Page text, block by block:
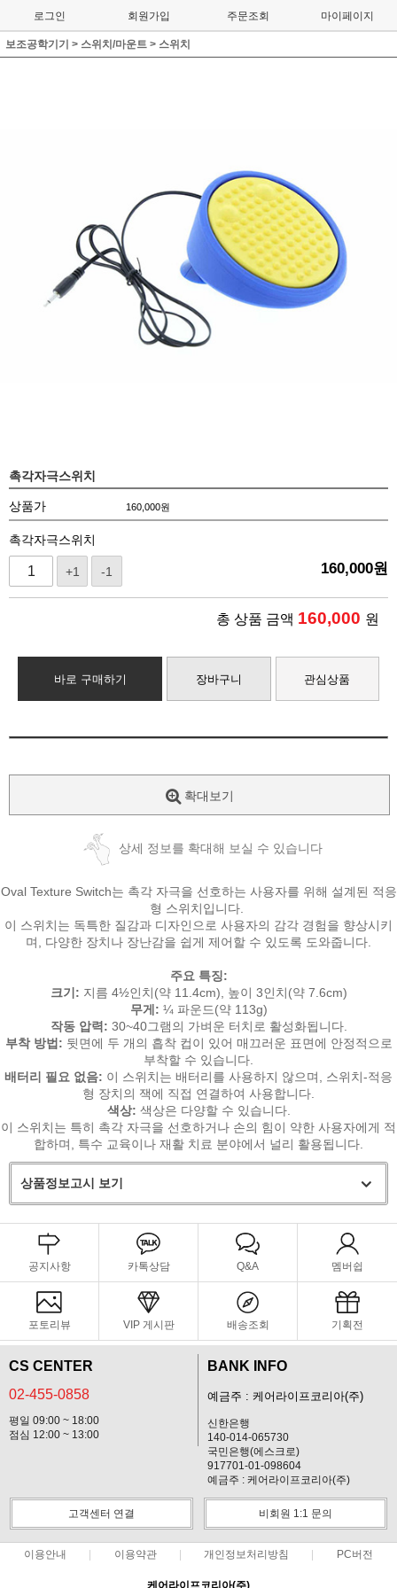
로그인 회원가입 주문조회 마이페이지
보조공학기기 > 스위치/마운트 > 스위치
촉각자극스위치
상품가 160,000원
촉각자극스위치
+1 -1 160,000원
총 상품 금액 160,000 원
바로 구매하기 장바구니 관심상품
확대보기
상세 정보를 확대해 보실 수 있습니다
Oval Texture Switch는 촉각 자극을 선호하는 사용자를 위해 설계된 적응
형 스위치입니다.
이 스위치는 독특한 질감과 디자인으로 사용자의 감각 경험을 향상시키
며, 다양한 장치나 장난감을 쉽게 제어할 수 있도록 도와줍니다.
주요 특징:
크기: 지름 4½인치(약 11.4cm), 높이 3인치(약 7.6cm)
무게: ¼ 파운드(약 113g)
작동 압력: 30~40그램의 가벼운 터치로 활성화됩니다.
부착 방법: 뒷면에 두 개의 흡착 컵이 있어 매끄러운 표면에 안정적으로
부착할 수 있습니다.
배터리 필요 없음: 이 스위치는 배터리를 사용하지 않으며, 스위치-적응
형 장치의 잭에 직접 연결하여 사용합니다.
색상: 색상은 다양할 수 있습니다.
이 스위치는 특히 촉각 자극을 선호하거나 손의 힘이 약한 사용자에게 적
합하며, 특수 교육이나 재활 치료 분야에서 널리 활용됩니다.
상품정보고시 보기
공지사항 카톡상담 Q&A 멤버쉽
포토리뷰 VIP 게시판 배송조회 기획전
CS CENTER
02-455-0858
평일 09:00 ~ 18:00
점심 12:00 ~ 13:00
BANK INFO
예금주 : 케어라이프코리아(주)
신한은행
140-014-065730
국민은행(에스크로)
917701-01-098604
예금주 : 케어라이프코리아(주)
고객센터 연결 비회원 1:1 문의
이용안내 이용약관 개인정보처리방침 PC버전